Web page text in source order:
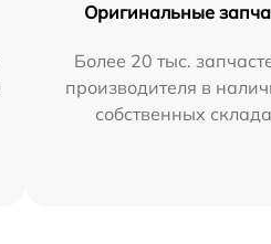
Оригинальные
Более 20 тыс.
производителя в
собственных